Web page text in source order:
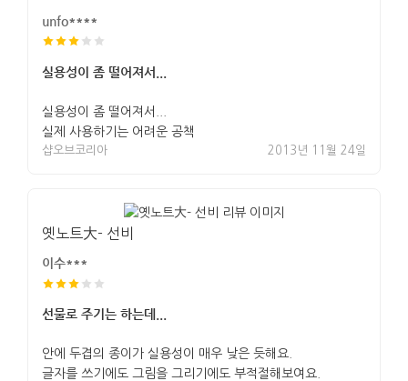
unfo****
실용성이 좀 떨어져서...
실용성이 좀 떨어져서...
실제 사용하기는 어려운 공책
샵오브코리아 2013년 11월 24일
옛노트大- 선비
이수***
선물로 주기는 하는데...
안에 두겹의 종이가 실용성이 매우 낮은 듯해요.
글자를 쓰기에도 그림을 그리기에도 부적절해보여요.